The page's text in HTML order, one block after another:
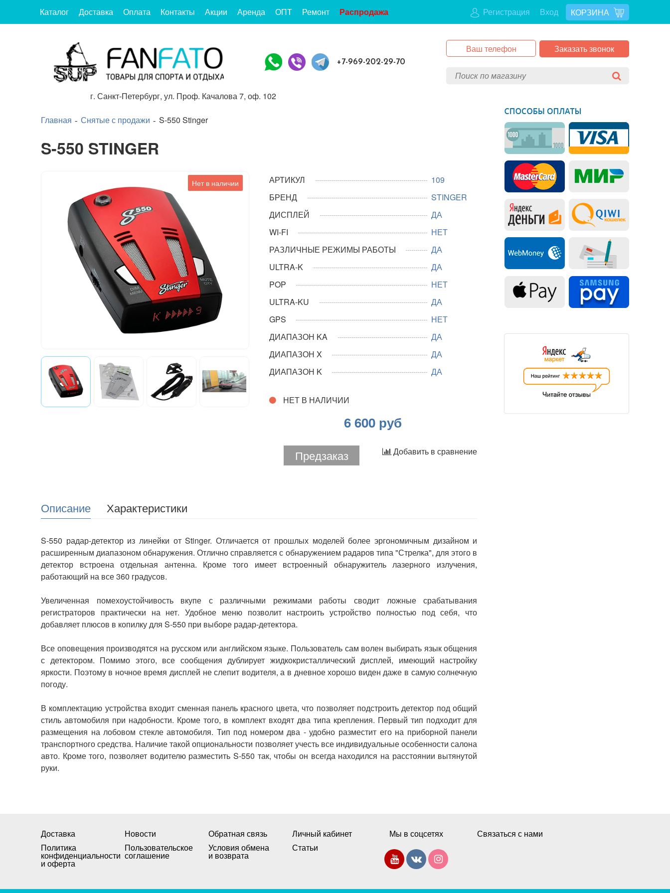
Каталог Доставка Оплата Контакты Акции Аренда ОПТ Ремонт Распродажа Регистрация Вход КОРЗИНА
+7-969-202-29-70
Заказать звонок
г. Санкт-Петербург, ул. Проф. Качалова 7, оф. 102
Главная Снятые с продажи S-550 Stinger
S-550 STINGER
Нет в наличии АРТИКУЛ
109
БРЕНД
STINGER
ДИСПЛЕЙ
ДА
WI-FI
НЕТ
РАЗЛИЧНЫЕ РЕЖИМЫ РАБОТЫ
ДА
ULTRA-K
ДА
POP
НЕТ
ULTRA-KU
ДА
GPS
НЕТ
ДИАПАЗОН KA
ДА
ДИАПАЗОН X
ДА
ДИАПАЗОН K
ДА
НЕТ В НАЛИЧИИ
6 600 руб
Предзаказ Добавить в сравнение
Описание Характеристики
S-550 радар-детектор из линейки от Stinger. Отличается от прошлых моделей более эргономичным дизайном и
расширенным диапазоном обнаружения.Отличносправляется с обнаружением радаров типа"Стрелка", для этого в
детектор
встроена отдельная антенна. Кроме того имеет встроенный обнаружитель лазерного излучения,
работающий на все360 градусов.
Увеличенная помехоустойчивость вкупе с различными режимами работы сводит ложные
срабатывания
регистраторов практически на нет. Удобное меню позволит настроить устройство полностью под себя, что
добавляет плюсов в копилкудля S-550 при выборе радар-детектора.
Все оповещения производятся на русском или английском языке. Пользователь сам волен выбирать язык общения
с детектором. Помимо этого, все сообщения дублирует жидкокристаллический дисплей, имеющий настройку
яркости. Поэтому в ночное время дисплей неслепит водителя,а в дневноехорошо виден даже в самуюсолнечную
погоду.
В комплектацию устройства входит сменная панель красного цвета, что позволяет подстроить детектор под общий
стиль автомобиля при надобности. Кроме того, в комплект входят два типа крепления. Первый тип подходит для
размещения на лобовом стекле автомобиля. Тип под номером два -удобно разместит его на приборной панели
транспортногосредства. Наличиетакой опциональности позволяетучесть все индивидуальныеособенности салона
авто. Кроме того, позволяет водителю разместить S-550 так, чтобы он всегда находился на расстоянии вытянутой
руки.
Доставка Новости Обратная связь
Личный кабинет
Политика
конфиденциальности
и оферта
Пользовательское
соглашение
Условия обмена
и возврата
Статьи
Мы в соцсетях Связаться с нами